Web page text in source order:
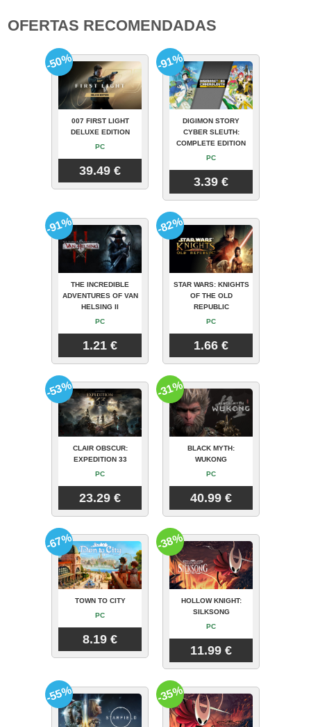
OFERTAS RECOMENDADAS
007 FIRST LIGHT
DELUXE EDITION
PC
39.49 €
-50%
DIGIMON STORY
CYBER SLEUTH:
COMPLETE EDITION
PC
3.39 €
-91%
THE INCREDIBLE
ADVENTURES OF VAN
HELSING II
PC
1.21 €
-91%
STAR WARS: KNIGHTS
OF THE OLD
REPUBLIC
PC
1.66 €
-82%
CLAIR OBSCUR:
EXPEDITION 33
PC
23.29 €
-53%
BLACK MYTH:
WUKONG
PC
40.99 €
-31%
TOWN TO CITY
PC
8.19 €
-67%
HOLLOW KNIGHT:
SILKSONG
PC
11.99 €
-38%
-55% -35%